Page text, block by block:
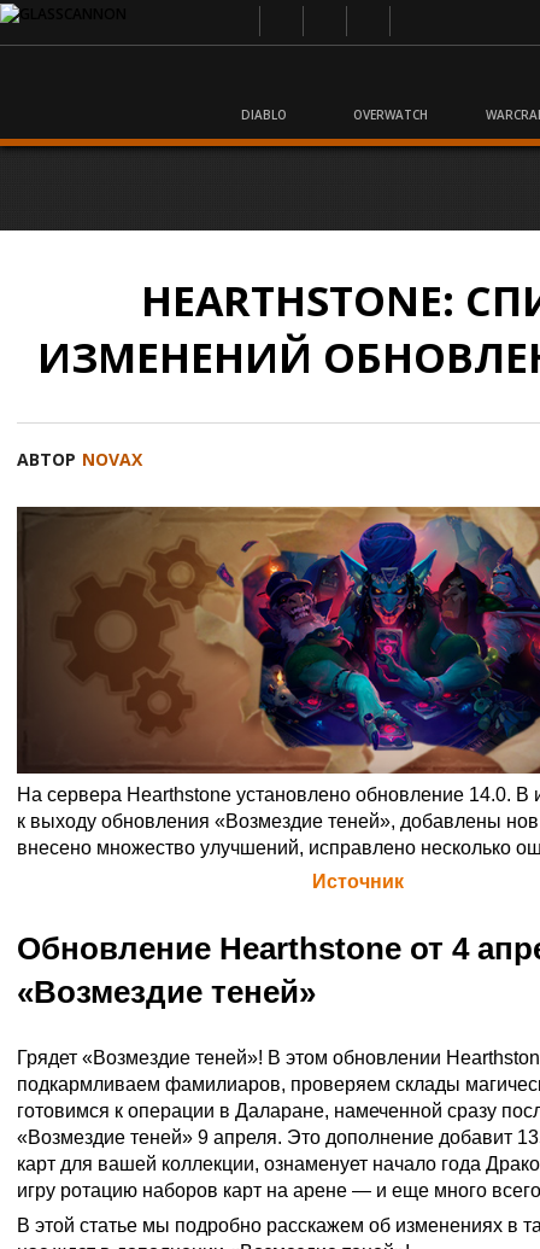
DIABLO OVERWATCH
HEARTHSTONE:
ИЗМЕНЕНИЙ
АВТОР NOVAX
На сервера Hearthstone установлено обновление 14.0. В
к выходу обновления «Возмездие теней», добавлены
внесено множество улучшений, исправлено несколько
Источник
Обновление Hearthstone от 4
«Возмездие теней»
Грядет «Возмездие теней»! В этом обновлении
подкармливаем фамилиаров, проверяем склады
готовимся к операции в Даларане, намеченной сразу
«Возмездие теней» 9 апреля. Это дополнение добавит
карт для вашей коллекции, ознаменует начало года
игру ротацию наборов карт на арене — и еще много
В этой статье мы подробно расскажем об изменениях в